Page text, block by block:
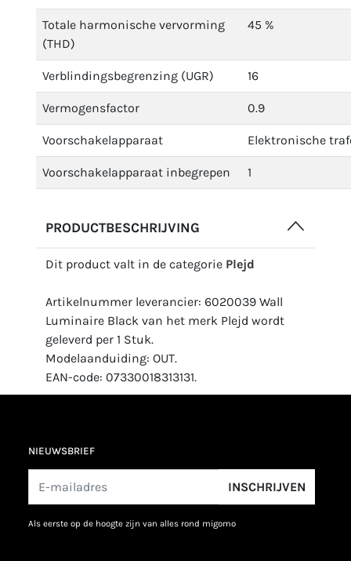
Totale harmonische vervorming
(THD)
45 %
Verblindingsbegrenzing (UGR) 16
Vermogensfactor 0.9
Voorschakelapparaat Elektronische
Voorschakelapparaat inbegrepen 1
PRODUCTBESCHRIJVING
Dit product valt in de categorie Plejd
Artikelnummer leverancier: 6020039 Wall
Luminaire Black van het merk Plejd wordt
geleverd per 1 Stuk.
Modelaanduiding: OUT.
EAN-code: 07330018313131.
NIEUWSBRIEF
INSCHRIJVEN
als eerste op de hoogte zijn van alles rond migomo